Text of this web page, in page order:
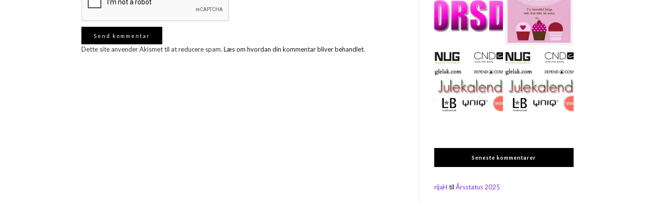
Dette site anvender Akismet til at reducere spam. Læs om hvordan din kommentar bliver behandlet.
Seneste kommentarer
rijaH tilÅrsstatus 2025